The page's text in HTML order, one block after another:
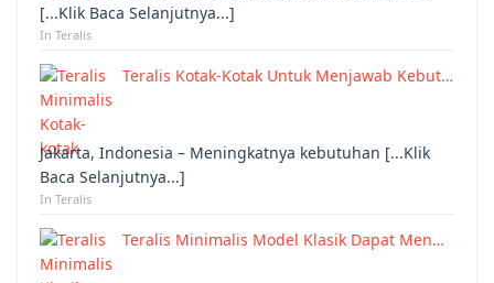
[...Klik Baca Selanjutnya...]
In Teralis
Teralis Kotak-Kotak Untuk Menjawab Kebut…
Jakarta, Indonesia – Meningkatnya kebutuhan [...Klik
Baca Selanjutnya...]
In Teralis
Teralis Minimalis Model Klasik Dapat Men…